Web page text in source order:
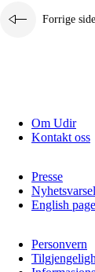
Forrige side
Om Udir
Kontakt oss
Presse
Nyhetsvarsel
English
Personvern